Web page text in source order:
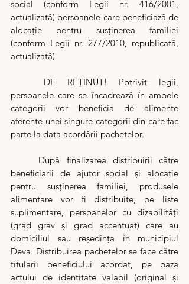
social (conform Legii nr. 416/2001,
actualizată) persoanele care beneficiază de
alocație pentru susţinerea familiei
(conform Legii nr. 277/2010, republicată,
actualizată)
persoanele care se încadrează în ambele
categorii vor beneficia de alimente
aferente unei singure categorii din care fac
parte la data acordării pachetelor.
beneficiarii de ajutor social şi alocaţie
pentru susţinerea familiei, produsele
alimentare vor fi distribuite, pe liste
suplimentare, persoanelor cu dizabilități
(grad grav și grad accentuat) care au
domiciliul sau reşedinţa în municipiul
Deva. Distribuirea pachetelor se face către
titularii beneficiului acordat, pe baza
actului de identitate valabil (original şi